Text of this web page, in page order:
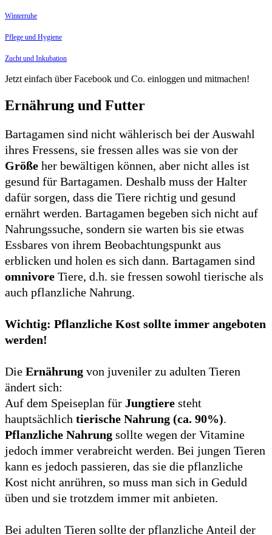
Jetzt einfach über Facebook und Co. einloggen und mitmachen!
Ernährung und Futter
Bartagamen sind nicht wählerisch bei der Auswahl
ihres Fressens, sie fressen alles was sie von der
Größe her bewältigen können, aber nicht alles ist
gesund für Bartagamen. Deshalb muss der Halter
dafür sorgen, dass die Tiere richtig und gesund
ernährt werden. Bartagamen begeben sich nicht auf
Nahrungssuche, sondern sie warten bis sie etwas
Essbares von ihrem Beobachtungspunkt aus
erblicken und holen es sich dann. Bartagamen sind
omnivore Tiere, d.h. sie fressen sowohl tierische als
auch pflanzliche Nahrung.
Wichtig: Pflanzliche Kost sollte immer angeboten
werden!
Die Ernährung von juveniler zu adulten Tieren
ändert sich:
Auf dem Speiseplan für Jungtiere steht
hauptsächlich tierische Nahrung (ca. 90%).
Pflanzliche Nahrung sollte wegen der Vitamine
jedoch immer verabreicht werden. Bei jungen Tieren
kann es jedoch passieren, das sie die pflanzliche
Kost nicht anrühren, so muss man sich in Geduld
üben und sie trotzdem immer mit anbieten.
Bei adulten Tieren sollte der pflanzliche Anteil der
Winterruhe
Pflege und Hygiene
Zucht und Inkubation